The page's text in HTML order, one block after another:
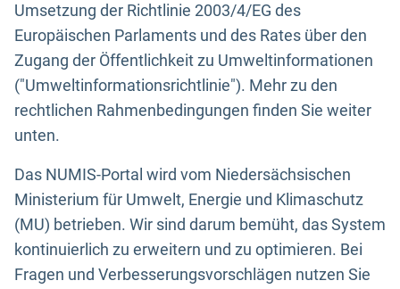
Umsetzung der Richtlinie 2003/4/EG des
Europäischen Parlaments und des Rates über den
Zugang der Öffentlichkeit zu Umweltinformationen
("Umweltinformationsrichtlinie"). Mehr zu den
rechtlichen Rahmenbedingungen finden Sie weiter
unten.
Das NUMIS-Portal wird vom Niedersächsischen
Ministerium für Umwelt, Energie und Klimaschutz
(MU) betrieben. Wir sind darum bemüht, das System
kontinuierlich zu erweitern und zu optimieren. Bei
Fragen und Verbesserungsvorschlägen nutzen Sie